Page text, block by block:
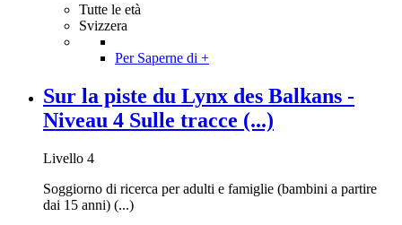
Tutte le età
Svizzera
Per Saperne di +
Sur la piste du Lynx des Balkans -
Niveau 4 Sulle tracce (...)
Livello 4
Soggiorno di ricerca per adulti e famiglie (bambini a partire
dai 15 anni) (...)